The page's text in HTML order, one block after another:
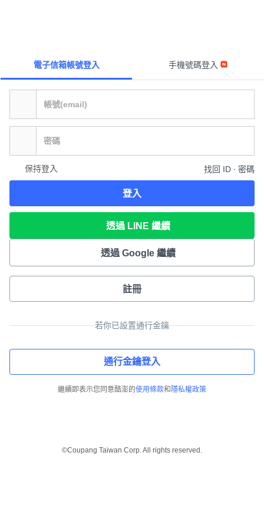
電子信箱帳號登入 手機號碼登入
保持登入 找回 ID ∙ 密碼
登入
透過 LINE 繼續
透過 Google 繼續
註冊
若你已設置通行金鑰
通行金鑰登入
繼續即表示您同意酷澎的使用條款和 隱私權政策
©Coupang Taiwan Corp. All rights reserved.